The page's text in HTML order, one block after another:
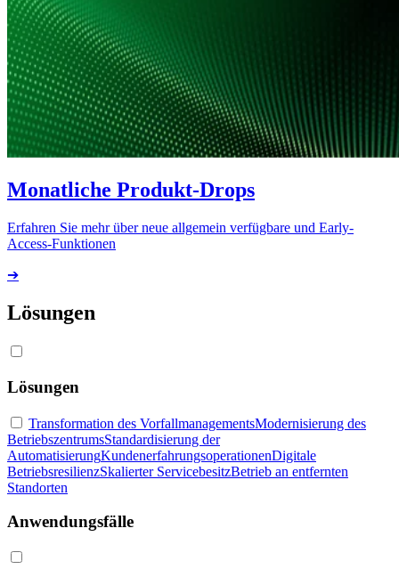
Monatliche Produkt-Drops
Erfahren Sie mehr über neue allgemein verfügbare und Early-
Access-Funktionen
➔
Lösungen
Lösungen
Transformation des VorfallmanagementsModernisierung des
BetriebszentrumsStandardisierung der
AutomatisierungKundenerfahrungsoperationenDigitale
BetriebsresilienzSkalierter ServicebesitzBetrieb an entfernten
Standorten
Anwendungsfälle